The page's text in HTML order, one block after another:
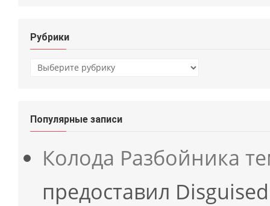
Рубрики
Рубрики
Популярные записи
Колода Разбойника
предоставил